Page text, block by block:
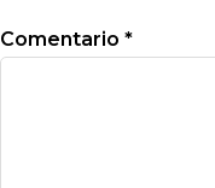
Comentario *